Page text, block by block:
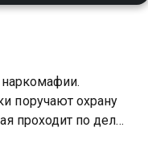
поручают охрану
проходит по делу
Только